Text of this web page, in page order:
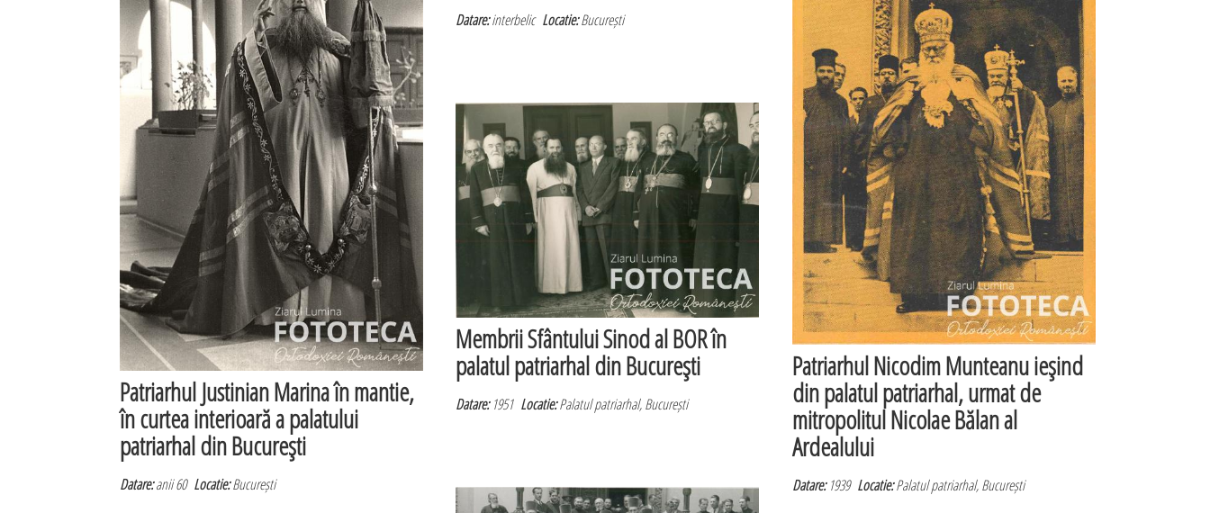
Datare:interbelicLocatie:București
Patriarhul Justinian Marina în mantie,
în curtea interioară a palatului
patriarhal din Bucureşti
Datare:anii 60Locatie:București
Patriarhul Nicodim Munteanu ieşind
din palatul patriarhal, urmat de
mitropolitul Nicolae Bălan al
Ardealului
Datare:1939Locatie:Palatul patriarhal, București
Membrii Sfântului Sinod al BOR în
palatul patriarhal din Bucureşti
Datare:1951Locatie:Palatul patriarhal, București